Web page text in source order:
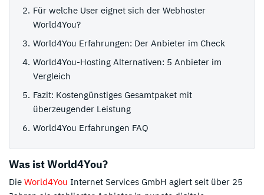
3 Sterne
1 Stern
Für welche User eignet sich der Webhoster
World4You?
World4You Erfahrungen: Der Anbieter im Check
World4You-Hosting Alternativen: 5 Anbieter im
Vergleich
Fazit: Kostengünstiges Gesamtpaket mit
überzeugender Leistung
World4You Erfahrungen FAQ
Was istWorld4You?
Die World4You Internet Services GmbH agiert seit über 25